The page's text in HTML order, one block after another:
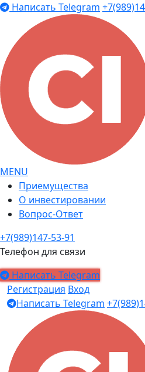
Написать Telegram
MENU
Приемущества
О инвестировании
Вопрос-Ответ
+7(989)147-53-91
Телефон для связи
Написать Telegram
Регистрация Вход
Написать Telegram